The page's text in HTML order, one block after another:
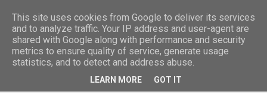
This site uses cookies from Google to deliver its services
and to analyze traffic. Your IP address and user-agent are
shared with Google along with performance and security
metrics to ensure quality of service, generate usage
statistics, and to detect and address abuse.
LEARN MORE GOT IT